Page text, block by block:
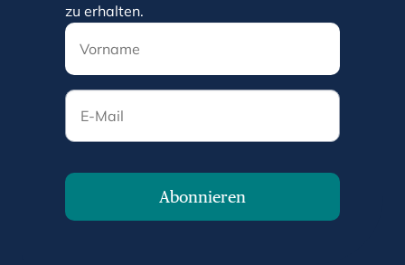
zu erhalten.
E-Mail
Abonnieren